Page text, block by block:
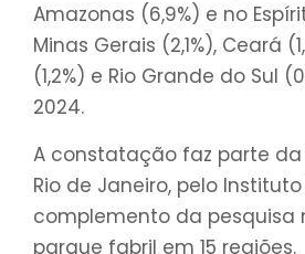
Amazonas (6,9%) e no
Minas Gerais (2,1%), Ceará
(1,2%) e Rio Grande do
2024.
A constatação faz parte da
Rio de Janeiro, pelo
complemento da
parque fabril em 15 regiões.